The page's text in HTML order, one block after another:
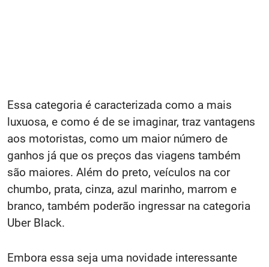
Essa categoria é caracterizada como a mais
luxuosa, e como é de se imaginar, traz vantagens
aos motoristas, como um maior número de
ganhos já que os preços das viagens também
são maiores. Além do preto, veículos na cor
chumbo, prata, cinza, azul marinho, marrom e
branco, também poderão ingressar na categoria
Uber Black.
Embora essa seja uma novidade interessante